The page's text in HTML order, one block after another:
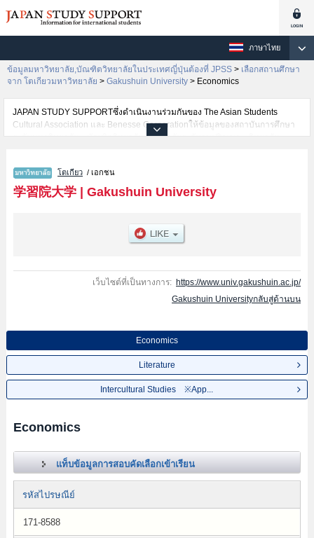
ภาษาไทย
ข้อมูลมหาวิทยาลัย,บัณฑิตวิทยาลัยในประเทศญี่ปุ่นต้องที่ JPSS > เลือกสถานศึกษา
จาก โตเกียวมหาวิทยาลัย > Gakushuin University > Economics
JAPAN STUDY SUPPORTซึ่งดำเนินงานร่วมกันของ The Asian Students
Cultural Association และ Benesse Corporationให้ข้อมูลของสถาบันการศึกษา
ระดับมหาวิทยาลัย・บัณฑิตวิทยาลัย・วิทยาลัยระดับอนุปริญญา・วิทยาลัย
ต่างชาติเช่นข้อมูลของแต่ละคณะ,ข้อมูลการสอบคัดเลือกเข้าศึกษาเช่นจำนวนคน
ที่รับสมัครหรือจำนวนคนที่ผ่านการสอบคัดเลือกเป็นต้น,แนะนำสถานที่,การเดิน
ทางเป็นต้นไว้ด้วยดังนั้นขอเชิญใช้บริการค้นหาข้อมูลตามอัธยาศัย
โตเกียว / เอกชน
学習院大学| Gakushuin University
เว็บไซต์ที่เป็นทางการ: https://www.univ.gakushuin.ac.jp/
Gakushuin Universityกลับสู่ด้านบน
Economics
Literature
Intercultural Studies ※App...
Economics
แท็บข้อมูลการสอบคัดเลือกเข้าเรียน
รหัสไปรษณีย์
171-8588